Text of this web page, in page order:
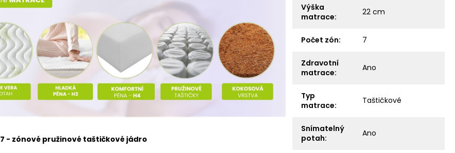
7 - zónové pružinové taštičkové jádro
Výška
matrace: 22 cm
Počet zón: 7
Zdravotní
matrace: Ano
Typ
matrace: Taštičkové
Snímatelný
potah: Ano